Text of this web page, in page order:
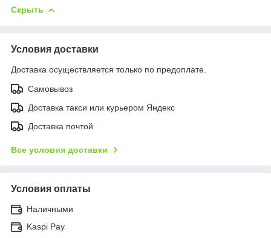
Скрыть
Условия доставки
Доставка осуществляется только по предоплате.
Самовывоз
Доставка такси или курьером Яндекс
Доставка почтой
Все условия доставки
Условия оплаты
Наличными
Kaspi Pay